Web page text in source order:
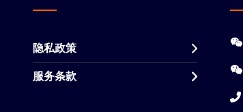
隐私政策
服务条款